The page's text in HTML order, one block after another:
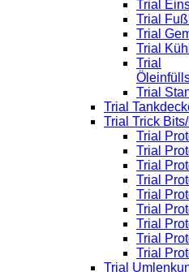
Trial
Trial
Trial
Trial
Trial
Trial
Trial
Trial Trick
Trial
Trial
Trial
Trial
Trial
Trial
Trial
Trial
Trial
Trial